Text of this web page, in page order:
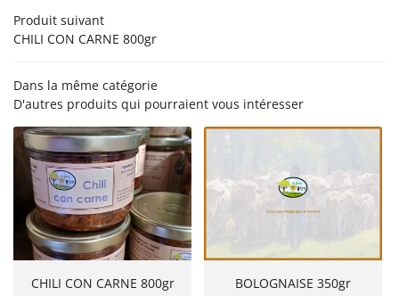
EN IMAGES
ACTUALITÉS
Restez
Produit suivant
CHILI CON CARNE 800gr
Dans la même catégorie
D'autres produits qui pourraient vous intéresser
CHILI CON CARNE 800gr
BOLOGNAISE 350gr